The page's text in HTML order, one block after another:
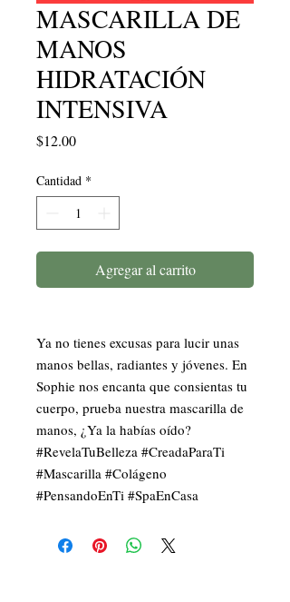
MASCARILLA DE
MANOS
HIDRATACIÓN
INTENSIVA
$12.00Precio
Cantidad *
Agregar al carrito
Ya no tienes excusas para lucir unas
manos bellas, radiantes y jóvenes. En
Sophie nos encanta que consientas tu
cuerpo, prueba nuestra mascarilla de
manos, ¿Ya la habías oído?
#RevelaTuBelleza #CreadaParaTi
#Mascarilla #Colágeno
#PensandoEnTi #SpaEnCasa